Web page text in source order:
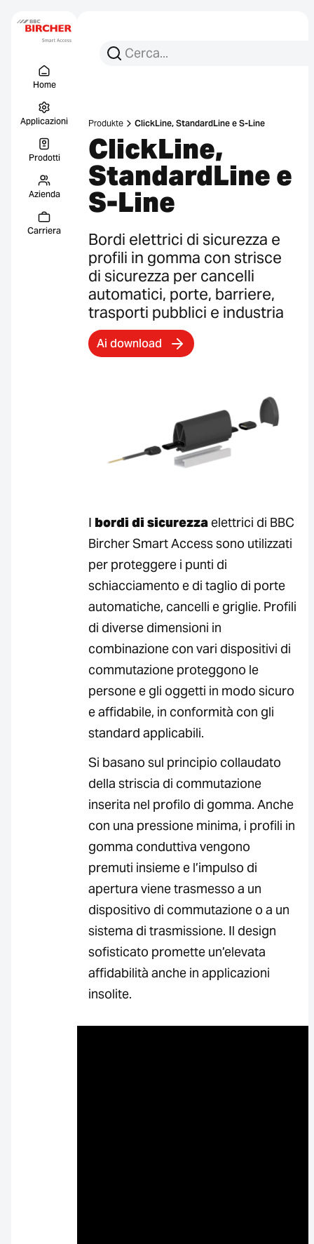
Home
Applicazioni
Prodotti
Azienda
Carriera
Cerca per:
Ricerca
Produkte ClickLine, StandardLine e S-Line
ClickLine,
StandardLine e
S-Line
Bordi elettrici di sicurezza e
profili in gomma con strisce
di sicurezza per cancelli
automatici, porte, barriere,
trasporti pubblici e industria
Ai download
I bordi di sicurezza elettrici di BBC
Bircher Smart Access sono utilizzati
per proteggere i punti di
schiacciamento e di taglio di porte
automatiche, cancelli e griglie. Profili
di diverse dimensioni in
combinazione con vari dispositivi di
commutazione proteggono le
persone e gli oggetti in modo sicuro
e affidabile, in conformità con gli
standard applicabili.
Si basano sul principio collaudato
della striscia di commutazione
inserita nel profilo di gomma. Anche
con una pressione minima, i profili in
gomma conduttiva vengono
premuti insieme e l’impulso di
apertura viene trasmesso a un
dispositivo di commutazione o a un
sistema di trasmissione. Il design
sofisticato promette un’elevata
affidabilità anche in applicazioni
insolite.